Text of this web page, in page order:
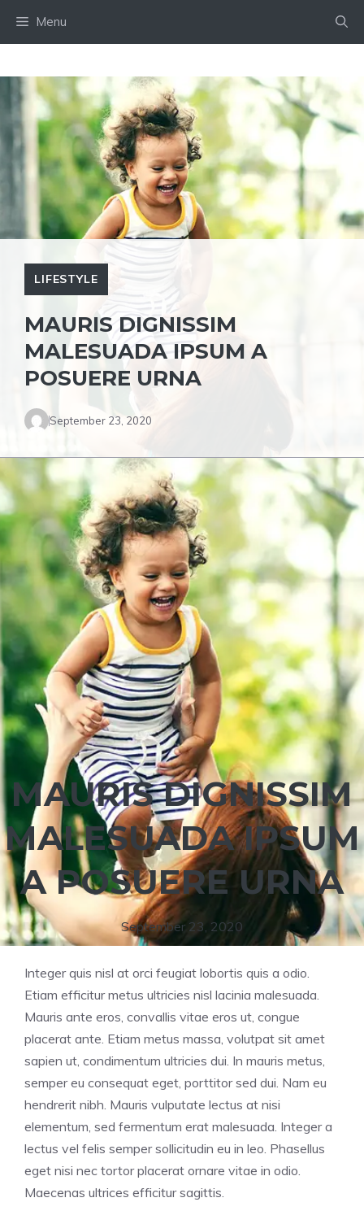
Menu
LIFESTYLE
MAURIS DIGNISSIM
MALESUADA IPSUM A
POSUERE URNA
September 23, 2020
MAURIS DIGNISSIM
MALESUADA IPSUM
A POSUERE URNA
September 23, 2020
Integer quis nisl at orci feugiat lobortis quis a odio.
Etiam efficitur metus ultricies nisl lacinia malesuada.
Mauris ante eros, convallis vitae eros ut, congue
placerat ante. Etiam metus massa, volutpat sit amet
sapien ut, condimentum ultricies dui. In mauris metus,
semper eu consequat eget, porttitor sed dui. Nam eu
hendrerit nibh. Mauris vulputate lectus at nisi
elementum, sed fermentum erat malesuada. Integer a
lectus vel felis semper sollicitudin eu in leo. Phasellus
eget nisi nec tortor placerat ornare vitae in odio.
Maecenas ultrices efficitur sagittis.